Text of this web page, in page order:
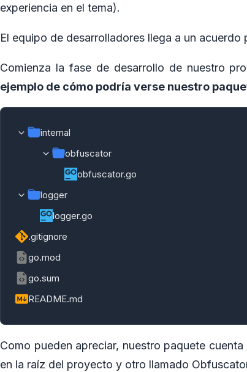
experiencia en el tema).
El equipo de desarrolladores llega a un
Comienza la fase de desarrollo de nuestro
ejemplo de cómo podría verse nuestro
internal
obfuscator
obfuscator.go
logger
logger.go
.gitignore
go.mod
go.sum
README.md
Como pueden apreciar, nuestro paquete
en la raíz del proyecto y otro llamado